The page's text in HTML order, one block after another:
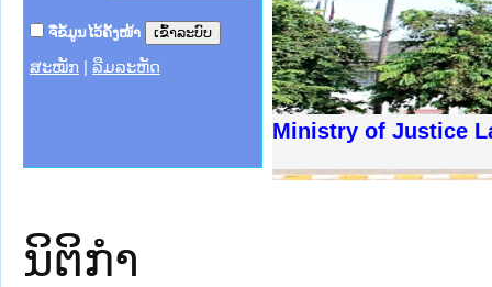
ຈື່ຂໍ້ມູນໄວ້ຄັ້ງໜ້າ
ສະໝັກ ລືມລະຫັດ
Ministry of Justice
ຊາຊົນ ພາກເໜືອ
ການ
ກາງ
ກໃຕ້
ນຕຳຫຼວດປະຊາຊົນ
ສັນຕິບານປະຊາຊົນ
ກເໜືອ
ຊາຊົນ ພາກກາງ
ນິຕິກໍາ